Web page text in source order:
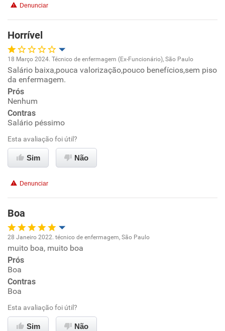
Benefícios
Recomenda esta empresa
Recomenda a diretoria
Denunciar
Horrível
Oportunidade de promoção
Ambiente de trabalho
Conciliação com a vida familiar
Benefícios
Não recomenda a diretoria
18 Março 2024. Técnico de enfermagem (Ex-Funcionário), São Paulo
Salário baixa,pouca valorização,pouco benefícios,sem piso
da enfermagem.
Prós
Nenhum
Contras
Salário péssimo
Esta avaliação foi útil?
Sim Não
Denunciar
Boa
Oportunidade de promoção
Ambiente de trabalho
Benefícios
28 Janeiro 2022. técnico de enfermagem, São Paulo
muito boa, muito boa
Prós
Boa
Contras
Boa
Esta avaliação foi útil?
Sim Não